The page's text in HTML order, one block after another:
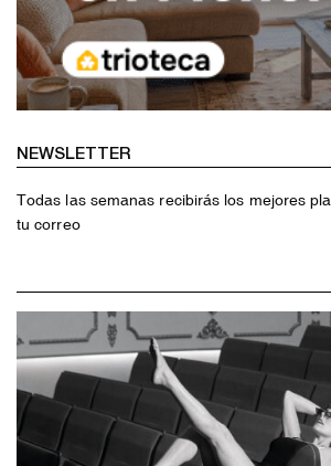
NEWSLETTER
Todas las semanas recibirás los mejores
tu correo